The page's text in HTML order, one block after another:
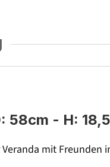
58cm - H:
mit Freunden